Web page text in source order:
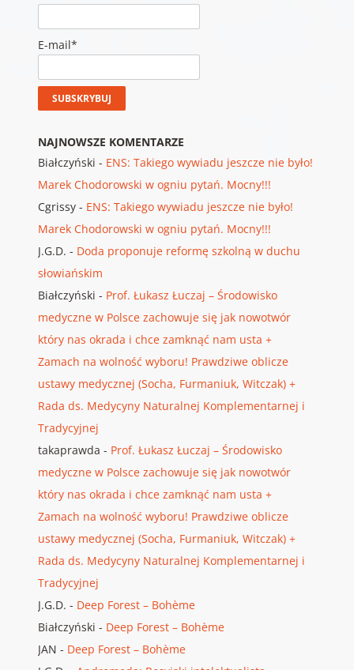
E-mail*
NAJNOWSZE KOMENTARZE
Białczyński - ENS: Takiego wywiadu jeszcze nie było!
Marek Chodorowski w ogniu pytań. Mocny!!!
Cgrissy- ENS: Takiego wywiadu jeszcze nie było!
Marek Chodorowski w ogniu pytań. Mocny!!!
J.G.D. - Doda proponuje reformę szkolną w duchu
słowiańskim
Białczyński - Prof. Łukasz Łuczaj – Środowisko
medyczne w Polsce zachowuje się jak nowotwór
który nas okrada i chce zamknąć nam usta +
Zamach na wolność wyboru! Prawdziwe oblicze
ustawy medycznej (Socha, Furmaniuk, Witczak) +
Rada ds. Medycyny Naturalnej Komplementarnej i
Tradycyjnej
takaprawda - Prof. Łukasz Łuczaj – Środowisko
medyczne w Polsce zachowuje się jak nowotwór
który nas okrada i chce zamknąć nam usta +
Zamach na wolność wyboru! Prawdziwe oblicze
ustawy medycznej (Socha, Furmaniuk, Witczak) +
Rada ds. Medycyny Naturalnej Komplementarnej i
Tradycyjnej
J.G.D. - Deep Forest – Bohème
Białczyński - Deep Forest – Bohème
JAN - Deep Forest – Bohème